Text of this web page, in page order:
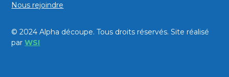
© 2024 Alpha découpe. Tous droits réservés. Site réalisé
parWSI
Nous rejoindre